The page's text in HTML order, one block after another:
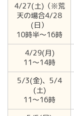
4/27(土)（※荒
天の場合4/28
(日）
10時半〜16時
4/29(月)
11〜14時
5/3(金)、5/4
(土)
11〜16時